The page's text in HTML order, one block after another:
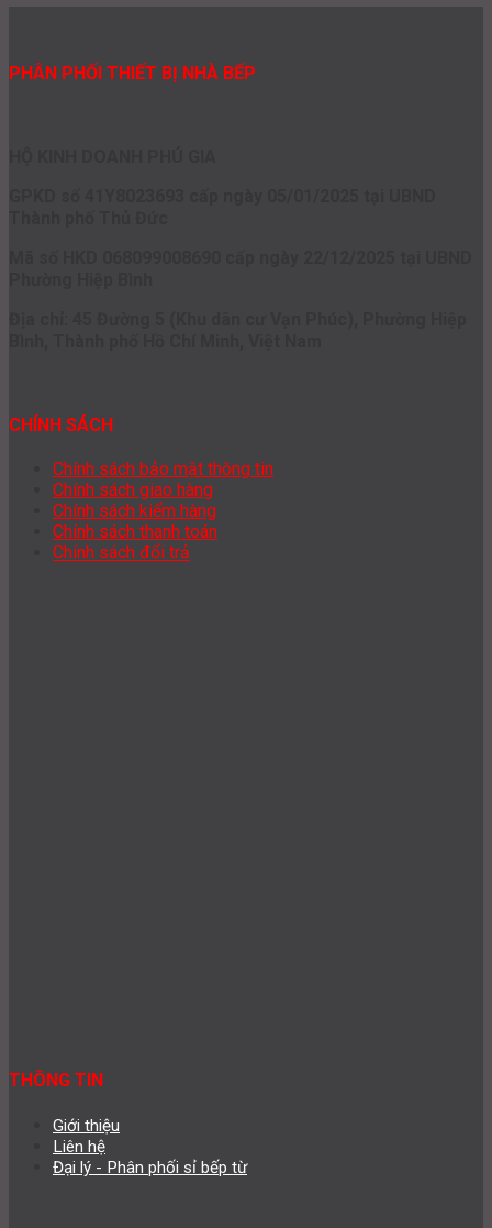
PHÂN PHỐI THIẾT BỊ NHÀ BẾP
CHÍNH SÁCH
Chính sách bảo mật thông tin
Chính sách giao hàng
Chính sách kiểm hàng
Chính sách thanh toán
Chính sách đổi trả
THÔNG TIN
Giới thiệu
Liên hệ
Đại lý - Phân phối sỉ bếp từ